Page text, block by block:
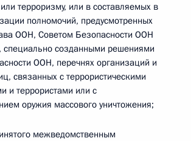
терроризму, или в составляемых в
полномочий, предусмотренных
ООН, Советом Безопасности ООН
специально созданными решениями
ООН, перечнях организаций и
связанных с террористическими
и террористами или с
оружия массового уничтожения;
межведомственным